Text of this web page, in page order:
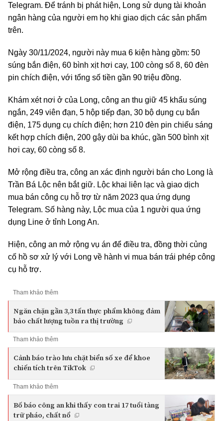
Telegram. Để tránh bị phát hiện, Long sử dụng tài khoản
ngân hàng của người em họ khi giao dịch các sản phẩm
trên.
Ngày 30/11/2024, người này mua 6 kiện hàng gồm: 50
súng bắn điện, 60 bình xịt hơi cay, 100 còng số 8, 60 đèn
pin chích điện, với tổng số tiền gần 90 triệu đồng.
Khám xét nơi ở của Long, công an thu giữ 45 khẩu súng
ngắn, 249 viên đạn, 5 hộp tiếp đạn, 30 bộ dụng cụ bắn
điện, 175 dụng cụ chích điện; hơn 210 đèn pin chiếu sáng
kết hợp chích điện, 200 gậy dùi ba khúc, gần 500 bình xịt
hơi cay, 60 còng số 8.
Mở rộng điều tra, công an xác định người bán cho Long là
Trần Bá Lộc nên bắt giữ. Lộc khai liên lạc và giao dịch
mua bán công cụ hỗ trợ từ năm 2023 qua ứng dụng
Telegram. Số hàng này, Lộc mua của 1 người qua ứng
dụng Line ở tỉnh Long An.
Hiện, công an mở rộng vụ án để điều tra, đồng thời củng
cố hồ sơ xử lý với Long về hành vi mua bán trái phép công
cụ hỗ trợ.
Tham khảo thêm
Ngăn chặn gần 3,3 tấn thực phẩm không đảm
bảo chất lượng tuồn ra thị trường
Tham khảo thêm
Cảnh báo trào lưu chặt biển số xe để khoe
chiến tích trên TikTok
Tham khảo thêm
Bố báo công an khi thấy con trai 17 tuổi tàng
trữ pháo, chất nổ